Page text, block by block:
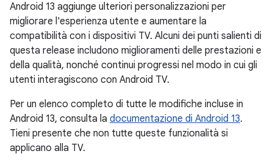
Android 13 aggiunge ulteriori personalizzazioni per
migliorare l'esperienza utente e aumentare la
compatibilità con i dispositivi TV. Alcuni dei punti salienti di
questa release includono miglioramenti delle prestazioni e
della qualità, nonché continui progressi nel modo in cui gli
utenti interagiscono con Android TV.
Per un elenco completo di tutte le modifiche incluse in
Android 13, consulta la documentazione di Android 13.
Tieni presente che non tutte queste funzionalità si
applicano alla TV.